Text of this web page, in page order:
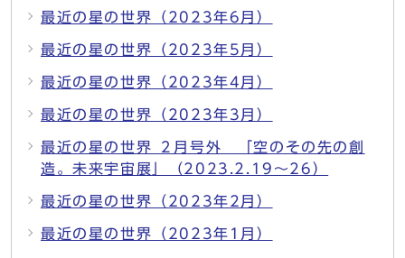
最近の星の世界（2023年6月）
最近の星の世界（2023年5月）
最近の星の世界（2023年4月）
最近の星の世界（2023年3月）
最近の星の世界 ２月号外 「空のその先の創
造。未来宇宙展」（2023.2.19～26）
最近の星の世界（2023年2月）
最近の星の世界（2023年1月）